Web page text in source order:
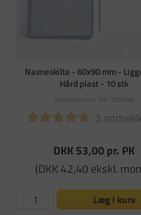
Navneskilte - 60x90 mm -
Hård plast - 10 stk
Varenummer: PA-700649
3
DKK 53,00pr. PK
(DKK 42,40 ekskl.
Læg i kurv